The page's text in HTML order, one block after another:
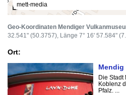
100 m
mett-media
Geo-Koordinaten Mendiger
32.541" (50.3757), Länge 7° 16' 57.584"
Ort:
Mendig
Die
Koblenz
Pfalz. ...